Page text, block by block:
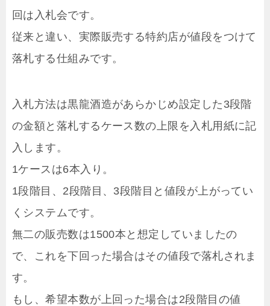
回は入札会です。
従来と違い、実際販売する特約店が値段をつけて
落札する仕組みです。
入札方法は黒龍酒造があらかじめ設定した3段階
の金額と落札するケース数の上限を入札用紙に記
入します。
1ケースは6本入り。
1段階目、2段階目、3段階目と値段が上がってい
くシステムです。
無二の販売数は1500本と想定していましたの
で、これを下回った場合はその値段で落札されま
す。
もし、希望本数が上回った場合は2段階目の値